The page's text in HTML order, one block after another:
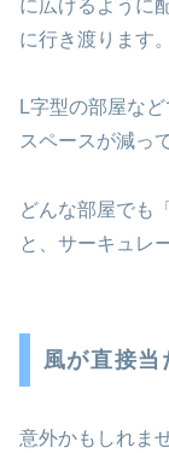
に広げるように
に行き渡ります。
L字型の部屋な
スペースが減っ
どんな部屋でも
と、サーキュレ
風が直接
意外かもしれま